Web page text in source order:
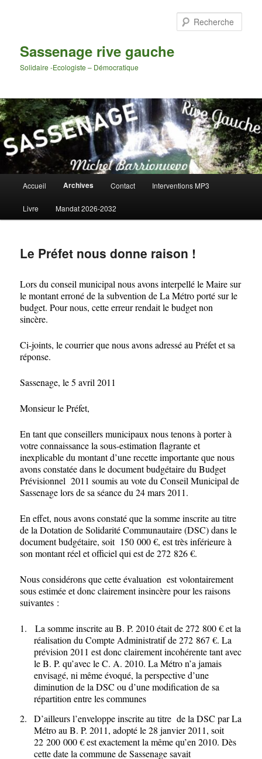
Sassenage rive gauche
Solidaire -Ecologiste – Démocratique
principal
Accueil Archives Contact Interventions MP3
Livre Mandat 2026-2032
Le Préfet nous donne raison !
Lors du conseil municipal nous avons interpellé le Maire sur
le montant erroné de la subvention de La Métro porté sur le
budget. Pour nous, cette erreur rendait le budget non
sincère.
Ci-joints, le courrier que nous avons adressé au Préfet et sa
réponse.
Sassenage, le 5 avril 2011
Monsieur le Préfet,
En tant que conseillers municipaux nous tenons à porter à
votre connaissance la sous-estimation flagrante et
inexplicable du montant d’une recette importante que nous
avons constatée dans le document budgétaire du Budget
Prévisionnel 2011 soumis au vote du Conseil Municipal de
Sassenage lors de sa séance du 24 mars 2011.
En effet, nous avons constaté que la somme inscrite au titre
de la Dotation de Solidarité Communautaire (DSC) dans le
document budgétaire, soit 150 000 €, est très inférieure à
son montant réel et officiel qui est de 272 826 €.
Nous considérons que cette évaluation est volontairement
sous estimée et donc clairement insincère pour les raisons
suivantes :
1.
La somme inscrite au B. P. 2010 était de 272 800 € et la
réalisation du Compte Administratif de 272 867 €. La
prévision 2011 est donc clairement incohérente tant avec
le B. P. qu’avec le C. A. 2010. La Métro n’a jamais
envisagé, ni même évoqué, la perspective d’une
diminution de la DSC ou d’une modification de sa
répartition entre les communes
2.
D’ailleurs l’enveloppe inscrite au titre de la DSC par La
Métro au B. P. 2011, adopté le 28 janvier 2011, soit
22 200 000 € est exactement la même qu’en 2010. Dès
cette date la commune de Sassenage savait